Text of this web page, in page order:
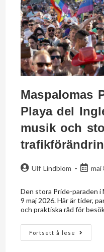
Maspalomas
Playa del
musik och
Ulf Lindblom mai
Den stora Pride-paraden i
9 maj 2026. Här är tider,
och praktiska råd för
Fortsett å lese